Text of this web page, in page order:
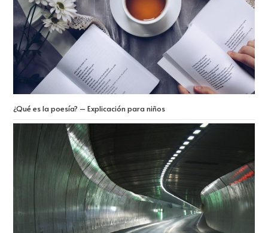
¿Qué es la poesía? – Explicación para niños